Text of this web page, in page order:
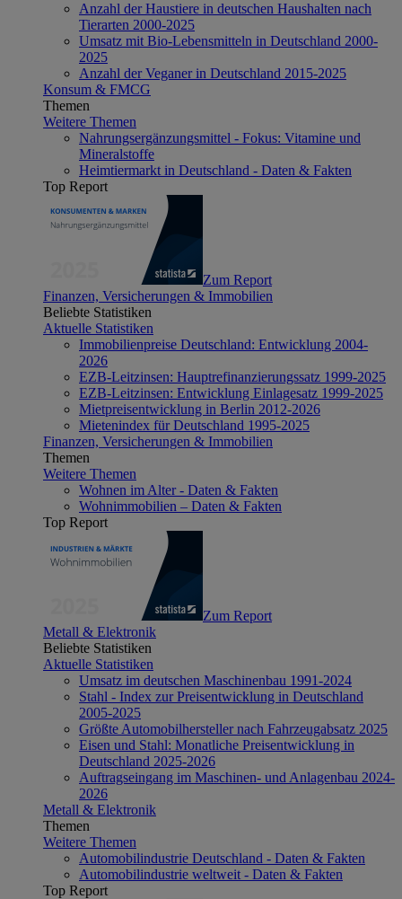
Anzahl der Haustiere in deutschen Haushalten nach
Tierarten 2000-2025
Umsatz mit Bio-Lebensmitteln in Deutschland 2000-
2025
Anzahl der Veganer in Deutschland 2015-2025
Konsum & FMCG
Themen
Weitere Themen
Nahrungsergänzungsmittel - Fokus: Vitamine und
Mineralstoffe
Heimtiermarkt in Deutschland - Daten & Fakten
Top Report
Zum Report
Finanzen, Versicherungen & Immobilien
Beliebte Statistiken
Aktuelle Statistiken
Immobilienpreise Deutschland: Entwicklung 2004-
2026
EZB-Leitzinsen: Hauptrefinanzierungssatz 1999-2025
EZB-Leitzinsen: Entwicklung Einlagesatz 1999-2025
Mietpreisentwicklung in Berlin 2012-2026
Mietenindex für Deutschland 1995-2025
Finanzen, Versicherungen & Immobilien
Themen
Weitere Themen
Wohnen im Alter - Daten & Fakten
Wohnimmobilien – Daten & Fakten
Top Report
Zum Report
Metall & Elektronik
Beliebte Statistiken
Aktuelle Statistiken
Umsatz im deutschen Maschinenbau 1991-2024
Stahl - Index zur Preisentwicklung in Deutschland
2005-2025
Größte Automobilhersteller nach Fahrzeugabsatz 2025
Eisen und Stahl: Monatliche Preisentwicklung in
Deutschland 2025-2026
Auftragseingang im Maschinen- und Anlagenbau 2024-
2026
Metall & Elektronik
Themen
Weitere Themen
Automobilindustrie Deutschland - Daten & Fakten
Automobilindustrie weltweit - Daten & Fakten
Top Report